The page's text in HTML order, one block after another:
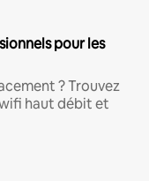
pour les
? Trouvez
haut débit et